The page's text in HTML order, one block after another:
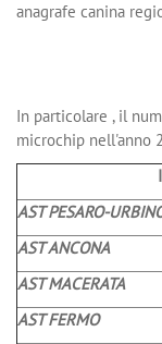
anagrafe canina
In particolare , il
microchip nell'anno
AST PESARO-
AST ANCONA
AST MACERATA
AST FERMO